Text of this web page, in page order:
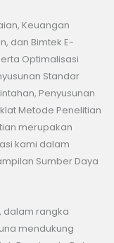
Keuangan
dan Bimtek E-
Optimalisasi
Standar
Penyusunan
Metode Penelitian
merupakan
kami dalam
Sumber Daya
dalam rangka
mendukung